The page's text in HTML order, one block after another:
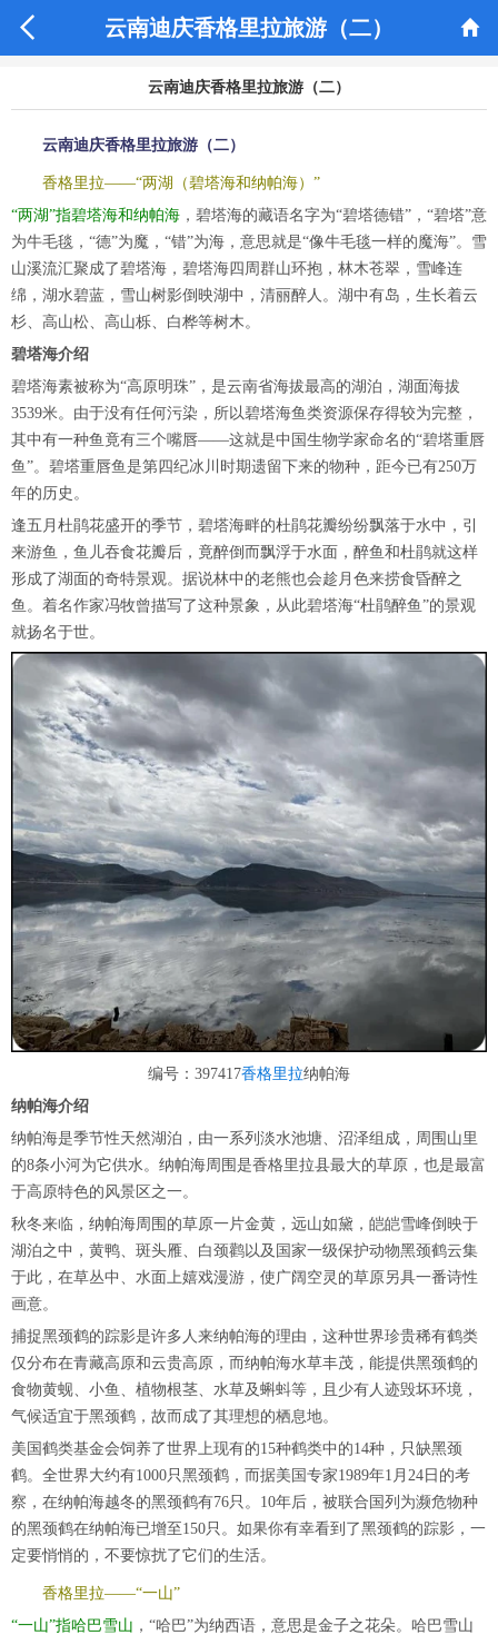
 云南迪庆香格里拉旅游（二） 
云南迪庆香格里拉旅游（二）
云南迪庆香格里拉旅游（二）
香格里拉——“两湖（碧塔海和纳帕海）”
“两湖”指碧塔海和纳帕海 ，碧塔海的藏语名字为“碧塔德错”，“碧塔”意
为牛毛毯，“德”为魔，“错”为海，意思就是“像牛毛毯一样的魔海”。雪
山溪流汇聚成了碧塔海，碧塔海四周群山环抱，林木苍翠，雪峰连
绵，湖水碧蓝，雪山树影倒映湖中，清丽醉人。湖中有岛，生长着云
杉、高山松、高山栎、白桦等树木。
碧塔海介绍
碧塔海素被称为“高原明珠”，是云南省海拔最高的湖泊，湖面海拔
3539米。由于没有任何污染，所以碧塔海鱼类资源保存得较为完整，
其中有一种鱼竟有三个嘴唇——这就是中国生物学家命名的“碧塔重唇
鱼”。碧塔重唇鱼是第四纪冰川时期遗留下来的物种，距今已有250万
年的历史。
逢五月杜鹃花盛开的季节，碧塔海畔的杜鹃花瓣纷纷飘落于水中，引
来游鱼，鱼儿吞食花瓣后，竟醉倒而飘浮于水面，醉鱼和杜鹃就这样
形成了湖面的奇特景观。据说林中的老熊也会趁月色来捞食昏醉之
鱼。着名作家冯牧曾描写了这种景象，从此碧塔海“杜鹃醉鱼”的景观
就扬名于世。
编号：397417香格里拉纳帕海
纳帕海介绍
纳帕海是季节性天然湖泊，由一系列淡水池塘、沼泽组成，周围山里
的8条小河为它供水。纳帕海周围是香格里拉县最大的草原，也是最富
于高原特色的风景区之一。
秋冬来临，纳帕海周围的草原一片金黄，远山如黛，皑皑雪峰倒映于
湖泊之中，黄鸭、斑头雁、白颈鹳以及国家一级保护动物黑颈鹤云集
于此，在草丛中、水面上嬉戏漫游，使广阔空灵的草原另具一番诗性
画意。
捕捉黑颈鹤的踪影是许多人来纳帕海的理由，这种世界珍贵稀有鹤类
仅分布在青藏高原和云贵高原，而纳帕海水草丰茂，能提供黑颈鹤的
食物黄蚬、小鱼、植物根茎、水草及蝌蚪等，且少有人迹毁坏环境，
气候适宜于黑颈鹤，故而成了其理想的栖息地。
美国鹤类基金会饲养了世界上现有的15种鹤类中的14种，只缺黑颈
鹤。全世界大约有1000只黑颈鹤，而据美国专家1989年1月24日的考
察，在纳帕海越冬的黑颈鹤有76只。10年后，被联合国列为濒危物种
的黑颈鹤在纳帕海已增至150只。如果你有幸看到了黑颈鹤的踪影，一
定要悄悄的，不要惊扰了它们的生活。
香格里拉——“一山”
“一山”指哈巴雪山 ，“哈巴”为纳西语，意思是金子之花朵。哈巴雪山